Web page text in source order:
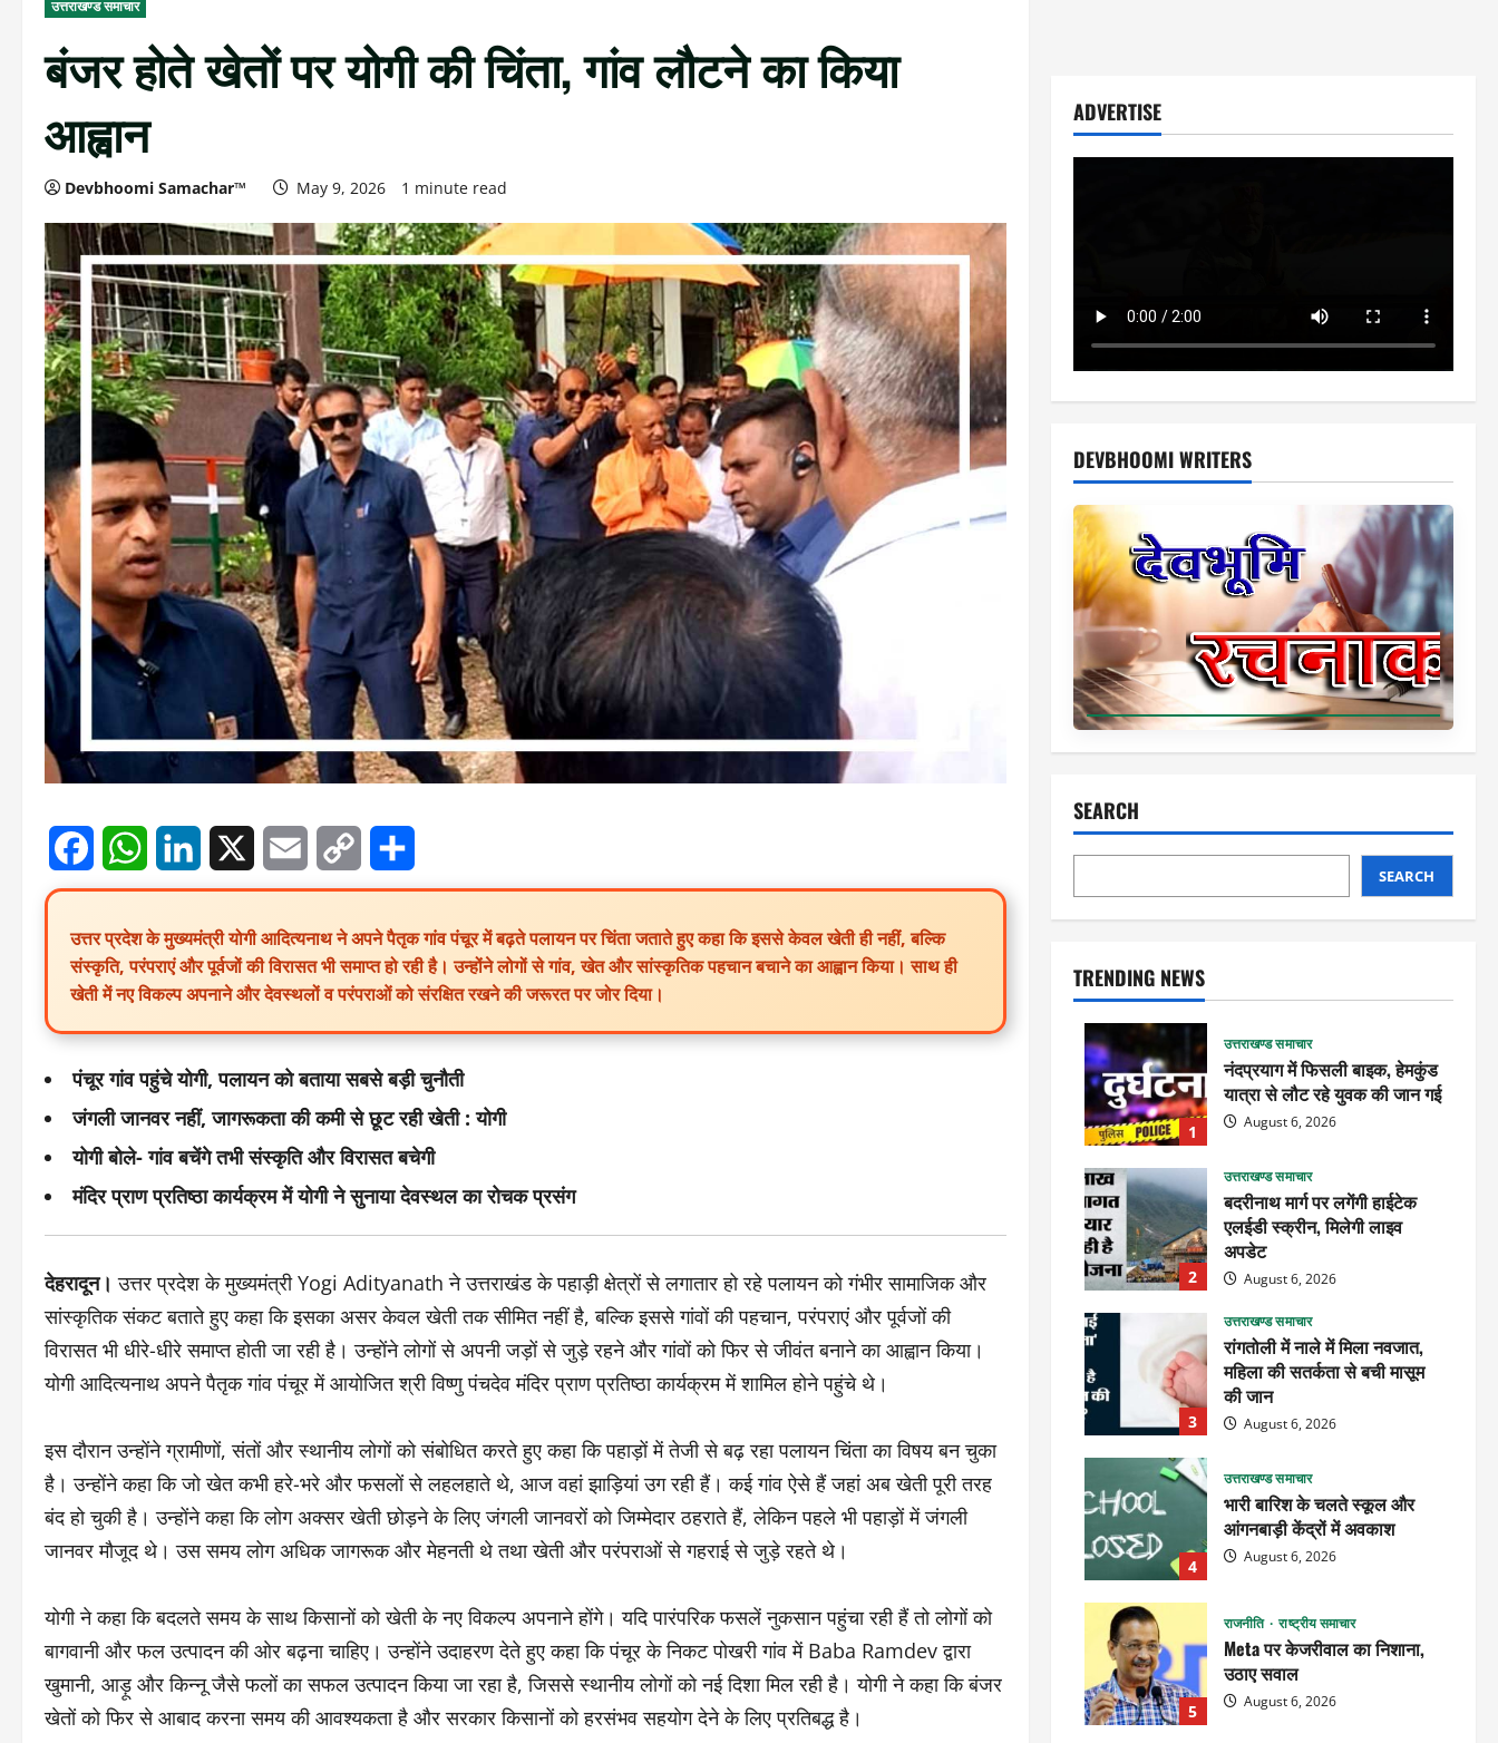
उत्तराखण्ड समाचार
बंजर होते खेतों पर योगी की चिंता, गांव लौटने का किया
आह्वान
Devbhoomi Samachar™ May 9, 2026 1 minute read
FacebookWhatsAppLinkedIn
X Email Copy
Link
Share
उत्तर प्रदेश के मुख्यमंत्री योगी आदित्यनाथ ने अपने पैतृक गांव पंचूर में बढ़ते पलायन पर चिंता जताते हुए कहा कि इससे केवल खेती ही नहीं, बल्कि
संस्कृति, परंपराएं और पूर्वजों की विरासत भी समाप्त हो रही है। उन्होंने लोगों से गांव, खेत और सांस्कृतिक पहचान बचाने का आह्वान किया। साथ ही
खेती में नए विकल्प अपनाने और देवस्थलों व परंपराओं को संरक्षित रखने की जरूरत पर जोर दिया।
पंचूर गांव पहुंचे योगी, पलायन को बताया सबसे बड़ी चुनौती
जंगली जानवर नहीं, जागरूकता की कमी से छूट रही खेती : योगी
योगी बोले- गांव बचेंगे तभी संस्कृति और विरासत बचेगी
मंदिर प्राण प्रतिष्ठा कार्यक्रम में योगी ने सुनाया देवस्थल का रोचक प्रसंग
देहरादून। उत्तर प्रदेश के मुख्यमंत्री Yogi Adityanath ने उत्तराखंड के पहाड़ी क्षेत्रों से लगातार हो रहे पलायन को गंभीर सामाजिक और
सांस्कृतिक संकट बताते हुए कहा कि इसका असर केवल खेती तक सीमित नहीं है, बल्कि इससे गांवों की पहचान, परंपराएं और पूर्वजों की
विरासत भी धीरे-धीरे समाप्त होती जा रही है। उन्होंने लोगों से अपनी जड़ों से जुड़े रहने और गांवों को फिर से जीवंत बनाने का आह्वान किया।
योगी आदित्यनाथ अपने पैतृक गांव पंचूर में आयोजित श्री विष्णु पंचदेव मंदिर प्राण प्रतिष्ठा कार्यक्रम में शामिल होने पहुंचे थे।
इस दौरान उन्होंने ग्रामीणों, संतों और स्थानीय लोगों को संबोधित करते हुए कहा कि पहाड़ों में तेजी से बढ़ रहा पलायन चिंता का विषय बन चुका
है। उन्होंने कहा कि जो खेत कभी हरे-भरे और फसलों से लहलहाते थे, आज वहां झाड़ियां उग रही हैं। कई गांव ऐसे हैं जहां अब खेती पूरी तरह
बंद हो चुकी है। उन्होंने कहा कि लोग अक्सर खेती छोड़ने के लिए जंगली जानवरों को जिम्मेदार ठहराते हैं, लेकिन पहले भी पहाड़ों में जंगली
जानवर मौजूद थे। उस समय लोग अधिक जागरूक और मेहनती थे तथा खेती और परंपराओं से गहराई से जुड़े रहते थे।
योगी ने कहा कि बदलते समय के साथ किसानों को खेती के नए विकल्प अपनाने होंगे। यदि पारंपरिक फसलें नुकसान पहुंचा रही हैं तो लोगों को
बागवानी और फल उत्पादन की ओर बढ़ना चाहिए। उन्होंने उदाहरण देते हुए कहा कि पंचूर के निकट पोखरी गांव में Baba Ramdev द्वारा
खुमानी, आड़ू और किन्नू जैसे फलों का सफल उत्पादन किया जा रहा है, जिससे स्थानीय लोगों को नई दिशा मिल रही है। योगी ने कहा कि बंजर
खेतों को फिर से आबाद करना समय की आवश्यकता है और सरकार किसानों को हरसंभव सहयोग देने के लिए प्रतिबद्ध है।
ADVERTISE
DEVBHOOMI WRITERS
SEARCH
SEARCH
TRENDING NEWS
1
उत्तराखण्ड समाचार
नंदप्रयाग में फिसली बाइक, हेमकुंड
यात्रा से लौट रहे युवक की जान गई
August 6, 2026
2
उत्तराखण्ड समाचार
बदरीनाथ मार्ग पर लगेंगी हाईटेक
एलईडी स्क्रीन, मिलेगी लाइव
अपडेट
August 6, 2026
3
उत्तराखण्ड समाचार
रांगतोली में नाले में मिला नवजात,
महिला की सतर्कता से बची मासूम
की जान
August 6, 2026
4
उत्तराखण्ड समाचार
भारी बारिश के चलते स्कूल और
आंगनबाड़ी केंद्रों में अवकाश
August 6, 2026
5
राजनीति राष्ट्रीय समाचार
Meta पर केजरीवाल का निशाना,
उठाए सवाल
August 6, 2026